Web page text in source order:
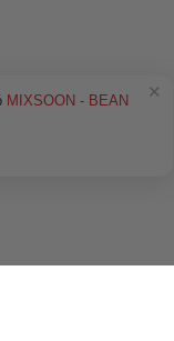
✕
MIXSOON - BEAN